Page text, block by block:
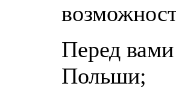
Перед
Польши;